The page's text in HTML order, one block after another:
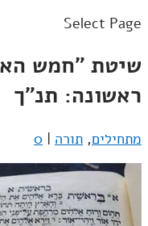
Select Page
שיטת "חמש
ראשונה: תנ"ך
מתחילים, תורה |
0